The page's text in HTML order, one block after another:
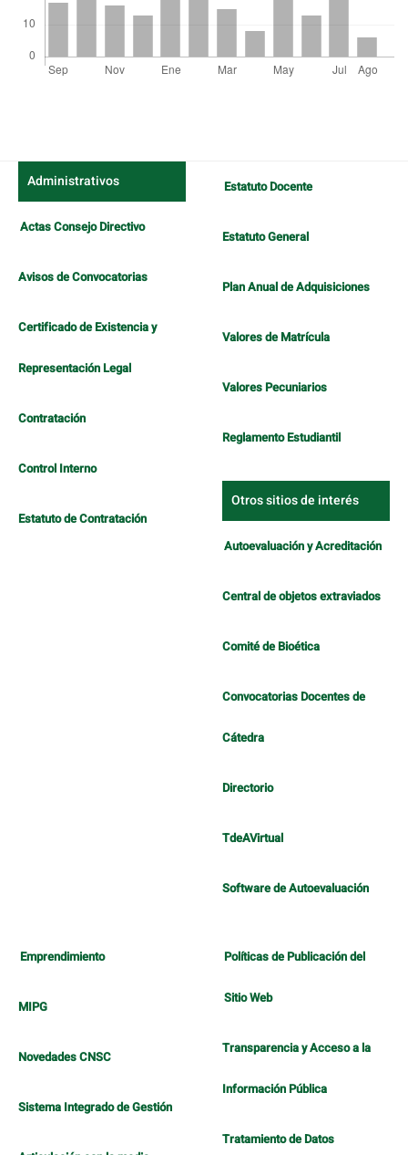
Administrativos
Actas Consejo Directivo
Avisos de Convocatorias
Certificado de Existencia y
Representación Legal
Contratación
Control Interno
Estatuto de Contratación
Estatuto Docente
Estatuto General
Plan Anual de Adquisiciones
Valores de Matrícula
Valores Pecuniarios
Reglamento Estudiantil
Otros sitios de interés
Autoevaluación y Acreditación
Central de objetos extraviados
Comité de Bioética
Convocatorias Docentes de
Cátedra
Directorio
TdeAVirtual
Software de Autoevaluación
Emprendimiento
MIPG
Novedades CNSC
Sistema Integrado de Gestión
Políticas de Publicación del
Sitio Web
Transparencia y Acceso a la
Información Pública
Tratamiento de Datos